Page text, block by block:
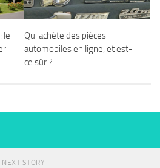
le
Qui achète des pièces
automobiles en ligne, et est-
ce sûr ?
NEXT STORY